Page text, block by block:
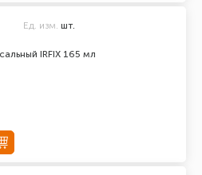
IRFIX 165 мл
Ед. изм. шт.